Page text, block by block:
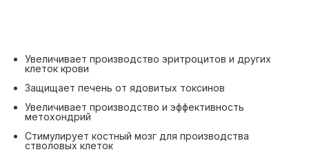
Увеличивает производство эритроцитов и других
клеток крови
Защищает печень от ядовитых токсинов
Увеличивает производство и эффективность
метохондрий
Стимулирует костный мозг для производства
стволовых клеток